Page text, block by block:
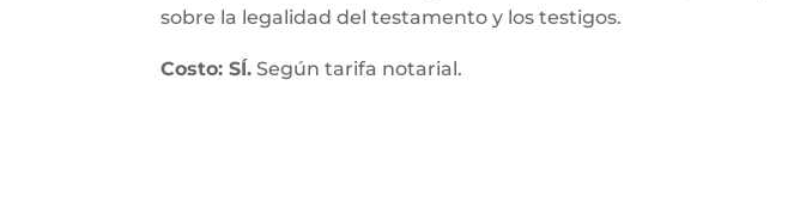
sobre la legalidad del testamento y los testigos.
Costo: SÍ. Según tarifa notarial.